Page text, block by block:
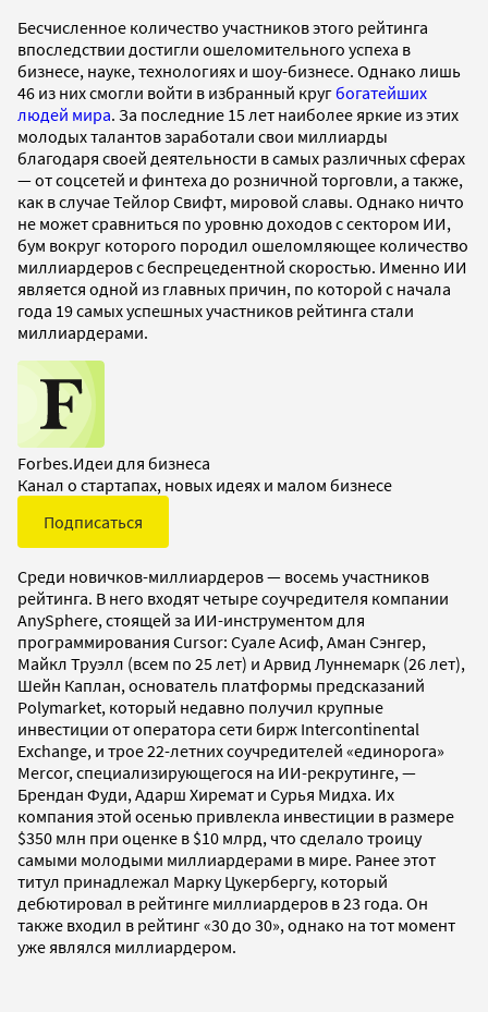
Бесчисленное количество участников этого рейтинга
впоследствии достигли ошеломительного успеха в
бизнесе, науке, технологиях и шоу-бизнесе. Однако лишь
46 из них смогли войти в избранный кругбогатейших
людей мира. За последние 15 лет наиболее яркие из этих
молодых талантов заработали свои миллиарды
благодаря своей деятельности в самых различных сферах
— от соцсетей и финтеха до розничной торговли, а также,
как в случае Тейлор Свифт, мировой славы. Однако ничто
не может сравниться по уровню доходов с сектором ИИ,
бум вокруг которого породил ошеломляющее количество
миллиардеров с беспрецедентной скоростью. Именно ИИ
является одной из главных причин, по которой с начала
года 19 самых успешных участников рейтинга стали
миллиардерами.
Forbes.Идеи для бизнеса
Канал о стартапах, новых идеях и малом бизнесе
Подписаться
Среди новичков-миллиардеров — восемь участников
рейтинга. В него входят четыре соучредителя компании
AnySphere, стоящей за ИИ-инструментом для
программирования Cursor: Суале Асиф, Аман Сэнгер,
Майкл Труэлл (всем по 25 лет) и Арвид Луннемарк (26 лет),
Шейн Каплан, основатель платформы предсказаний
Polymarket, который недавно получил крупные
инвестиции от оператора сети бирж Intercontinental
Exchange, и трое 22-летних соучредителей «единорога»
Mercor, специализирующегося на ИИ-рекрутинге, —
Брендан Фуди, Адарш Хиремат и Сурья Мидха. Их
компания этой осенью привлекла инвестиции в размере
$350 млн при оценке в $10 млрд, что сделало троицу
самыми молодыми миллиардерами в мире. Ранее этот
титул принадлежал Марку Цукербергу, который
дебютировал в рейтинге миллиардеров в 23 года. Он
также входил в рейтинг «30 до 30», однако на тот момент
уже являлся миллиардером.